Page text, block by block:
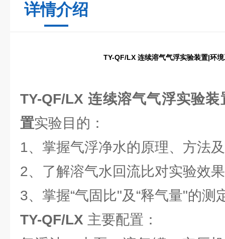
详情介绍
TY-QF/LX 连续溶气气浮实验装置|环
TY-QF/LX 连续溶气气浮实验
置实验目的：
1、掌握气浮净水的原理、方法
2、了解溶气水回流比对实验效
3、掌握“气固比"及“释气量"的测
TY-QF/LX 主要配置：